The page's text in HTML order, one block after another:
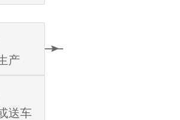
产
送车